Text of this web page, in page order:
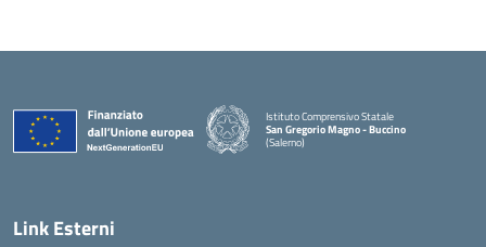
Istituto Comprensivo Statale
San Gregorio Magno - Buccino
(Salerno)
Link Esterni